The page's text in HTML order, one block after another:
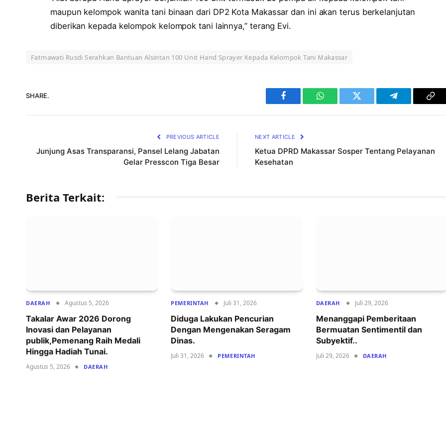
maupun kelompok wanita tani binaan dari DP2 Kota Makassar dan ini akan terus berkelanjutan
diberikan kepada kelompok kelompok tani lainnya,” terang Evi.
Fatmawati Rusdi Serahkan Bantuan Alsintan 100 Unit Hand Sprayer Kepada Kelompok Tani Makassar
SHARE.
Facebook WhatsAppTwitter Telegram
PREVIOUS ARTICLE
Junjung Asas Transparansi, Pansel Lelang Jabatan
Gelar Presscon Tiga Besar
NEXT ARTICLE
Ketua DPRD Makassar Sosper Tentang Pelayanan
Kesehatan
Berita Terkait:
DAERAH Agustus 5, 2026
Takalar Awar 2026 Dorong
Inovasi dan Pelayanan
publik,Pemenang Raih Medali
Hingga Hadiah Tunai.
Agustus 5, 2026 DAERAH
PEMERINTAH Juli 31, 2026
Diduga Lakukan Pencurian
Dengan Mengenakan Seragam
Dinas.
Juli 31, 2026 PEMERINTAH
DAERAH Juli 29, 2026
Menanggapi Pemberitaan
Bermuatan Sentimentil dan
Subyektif..
Juli 29, 2026 DAERAH